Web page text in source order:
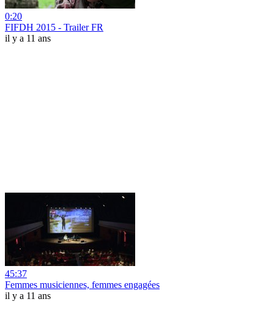
0:20
FIFDH 2015 - Trailer FR
il y a 11 ans
45:37
Femmes musiciennes, femmes engagées
il y a 11 ans